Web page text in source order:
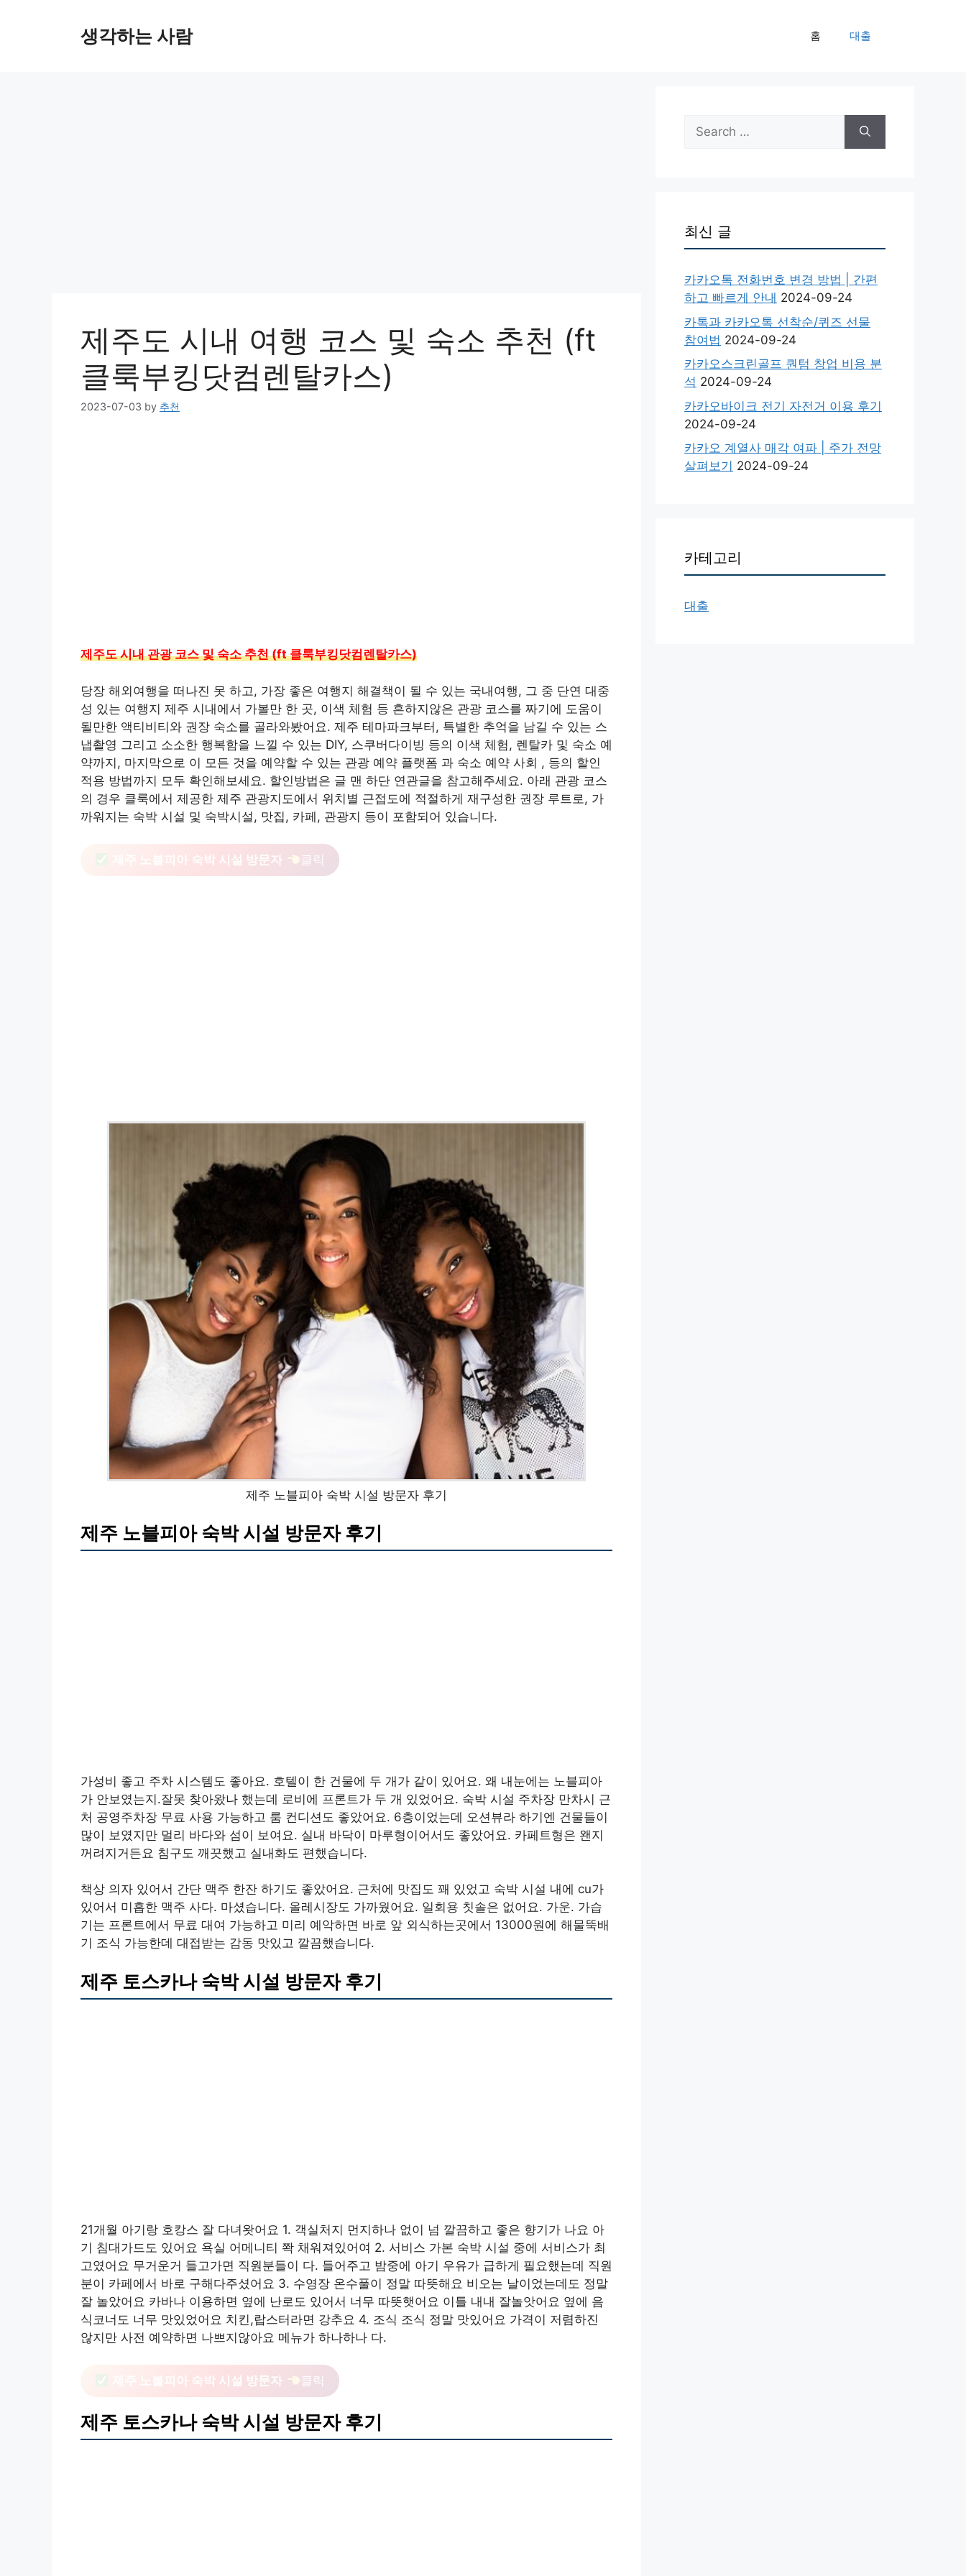
생각하는 사람 홈 대출
제주도 시내 여행 코스 및 숙소 추천 (ft
클룩부킹닷컴렌탈카스)
2023-07-03 by 추천
제주도 시내 관광 코스 및 숙소 추천 (ft 클룩부킹닷컴렌탈카스)
당장 해외여행을 떠나진 못 하고, 가장 좋은 여행지 해결책이 될 수 있는 국내여행, 그 중 단연 대중
성 있는 여행지 제주 시내에서 가볼만 한 곳, 이색 체험 등 흔하지않은 관광 코스를 짜기에 도움이
될만한 액티비티와 권장 숙소를 골라와봤어요. 제주 테마파크부터, 특별한 추억을 남길 수 있는 스
냅촬영 그리고 소소한 행복함을 느낄 수 있는 DIY, 스쿠버다이빙 등의 이색 체험, 렌탈카 및 숙소 예
약까지, 마지막으로 이 모든 것을 예약할 수 있는 관광 예약 플랫폼 과 숙소 예약 사회 , 등의 할인
적용 방법까지 모두 확인해보세요. 할인방법은 글 맨 하단 연관글을 참고해주세요. 아래 관광 코스
의 경우 클룩에서 제공한 제주 관광지도에서 위치별 근접도에 적절하게 재구성한 권장 루트로, 가
까워지는 숙박 시설 및 숙박시설, 맛집, 카페, 관광지 등이 포함되어 있습니다.
제주 노블피아 숙박 시설 방문자 클릭
제주 노블피아 숙박 시설 방문자 후기
제주 노블피아 숙박 시설 방문자 후기
가성비 좋고 주차 시스템도 좋아요. 호텔이 한 건물에 두 개가 같이 있어요. 왜 내눈에는 노블피아
가 안보였는지.잘못 찾아왔나 했는데 로비에 프론트가 두 개 있었어요. 숙박 시설 주차장 만차시 근
처 공영주차장 무료 사용 가능하고 룸 컨디션도 좋았어요. 6층이었는데 오션뷰라 하기엔 건물들이
많이 보였지만 멀리 바다와 섬이 보여요. 실내 바닥이 마루형이어서도 좋았어요. 카페트형은 왠지
꺼려지거든요 침구도 깨끗했고 실내화도 편했습니다.
책상 의자 있어서 간단 맥주 한잔 하기도 좋았어요. 근처에 맛집도 꽤 있었고 숙박 시설 내에 cu가
있어서 미흡한 맥주 사다. 마셨습니다. 올레시장도 가까웠어요. 일회용 칫솔은 없어요. 가운. 가습
기는 프론트에서 무료 대여 가능하고 미리 예악하면 바로 앞 외식하는곳에서 13000원에 해물뚝배
기 조식 가능한데 대접받는 감동 맛있고 깔끔했습니다.
제주 토스카나 숙박 시설 방문자 후기
21개월 아기랑 호캉스 잘 다녀왓어요 1. 객실처지 먼지하나 없이 넘 깔끔하고 좋은 향기가 나요 아
기 침대가드도 있어요 욕실 어메니티 쫙 채워져있어여 2. 서비스 가본 숙박 시설 중에 서비스가 최
고였어요 무거운거 들고가면 직원분들이 다. 들어주고 밤중에 아기 우유가 급하게 필요했는데 직원
분이 카페에서 바로 구해다주셨어요 3. 수영장 온수풀이 정말 따뜻해요 비오는 날이었는데도 정말
잘 놀았어요 카바나 이용하면 옆에 난로도 있어서 너무 따뜻햇어요 이틀 내내 잘놀앗어요 옆에 음
식코너도 너무 맛있었어요 치킨,랍스터라면 강추요 4. 조식 조식 정말 맛있어요 가격이 저렴하진
않지만 사전 예약하면 나쁘지않아요 메뉴가 하나하나 다.
제주 노블피아 숙박 시설 방문자 클릭
제주 토스카나 숙박 시설 방문자 후기
Search
for:
최신 글
카카오톡 전화번호 변경 방법 | 간편
하고 빠르게 안내 2024-09-24
카톡과 카카오톡 선착순/퀴즈 선물
참여법 2024-09-24
카카오스크린골프 퀀텀 창업 비용 분
석 2024-09-24
카카오바이크 전기 자전거 이용 후기
2024-09-24
카카오 계열사 매각 여파 | 주가 전망
살펴보기 2024-09-24
카테고리
대출